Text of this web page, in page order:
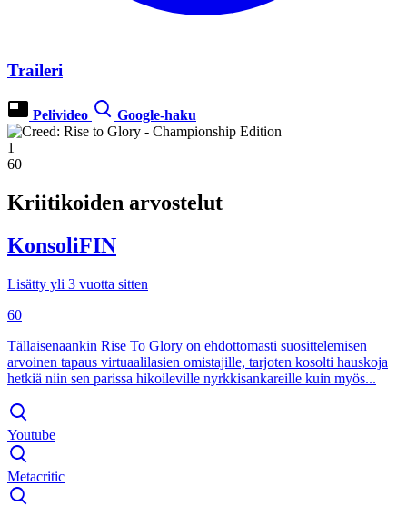
Traileri
Pelivideo Google-haku
1
60
Kriitikoiden arvostelut
KonsoliFIN
Lisätty yli 3 vuotta sitten
60
Tällaisenaankin Rise To Glory on ehdottomasti suosittelemisen
arvoinen tapaus virtuaalilasien omistajille, tarjoten kosolti hauskoja
hetkiä niin sen parissa hikoileville nyrkkisankareille kuin myös...
Youtube
Metacritic